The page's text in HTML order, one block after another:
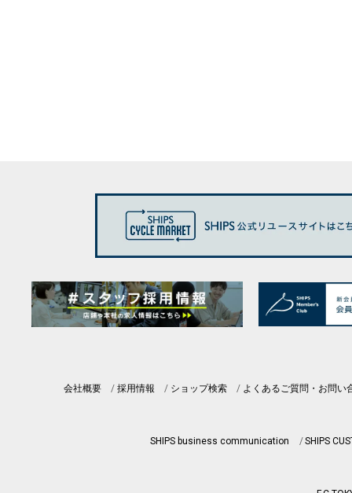
会社概要 採用情報 ショップ検索 よくあるご質問・お問い
SHIPS business communication SHIPS